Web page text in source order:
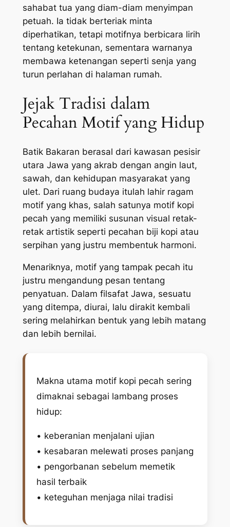
sahabat tua yang diam-diam menyimpan
petuah. Ia tidak berteriak minta
diperhatikan, tetapi motifnya berbicara lirih
tentang ketekunan, sementara warnanya
membawa ketenangan seperti senja yang
turun perlahan di halaman rumah.
Jejak Tradisi dalam
Pecahan Motif yang Hidup
Batik Bakaran berasal dari kawasan pesisir
utara Jawa yang akrab dengan angin laut,
sawah, dan kehidupan masyarakat yang
ulet. Dari ruang budaya itulah lahir ragam
motif yang khas, salah satunya motif kopi
pecah yang memiliki susunan visual retak-
retak artistik seperti pecahan biji kopi atau
serpihan yang justru membentuk harmoni.
Menariknya, motif yang tampak pecah itu
justru mengandung pesan tentang
penyatuan. Dalam filsafat Jawa, sesuatu
yang ditempa, diurai, lalu dirakit kembali
sering melahirkan bentuk yang lebih matang
dan lebih bernilai.
Makna utama motif kopi pecah sering
dimaknai sebagai lambang proses
hidup:
• keberanian menjalani ujian
• kesabaran melewati proses panjang
• pengorbanan sebelum memetik
hasil terbaik
• keteguhan menjaga nilai tradisi